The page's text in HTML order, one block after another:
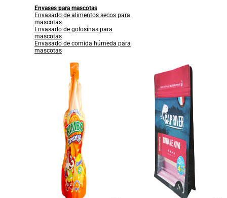
Envases para mascotas
Envasado de alimentos secos para
mascotas
Envasado de golosinas para
mascotas
Envasado de comida húmeda para
mascotas